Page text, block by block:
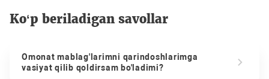
Ko‘p beriladigan savollar
Omonat mablag'larimni qarindoshlarimga
vasiyat qilib qoldirsam bo'ladimi?